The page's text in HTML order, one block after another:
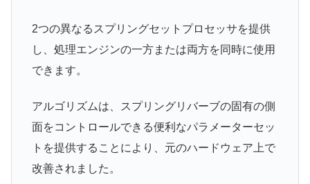
2つの異なるスプリングセットプロセッサを提供
し、処理エンジンの一方または両方を同時に使用
できます。
アルゴリズムは、スプリングリバーブの固有の側
面をコントロールできる便利なパラメーターセッ
トを提供することにより、元のハードウェア上で
改善されました。